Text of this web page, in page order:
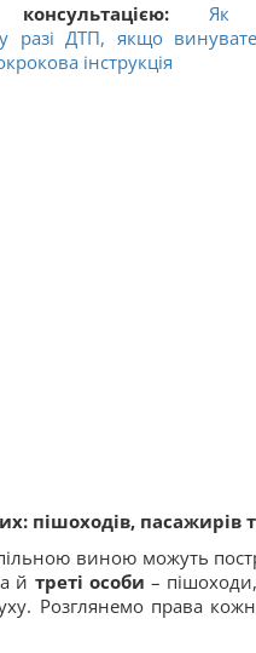
консультацією: Як
разі ДТП, якщо
інструкція
пішоходів, пасажирів
виною можуть
й треті особи –
Розглянемо права